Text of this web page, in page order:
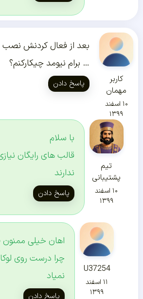
کاربر
مهمان
۱۰ اسفند
۱۳۹۹
بعد از فعال کردنش
… برام نیومد چیکارکنم؟
پاسخ دادن
تیم
پشتیبانی
۱۰ اسفند
۱۳۹۹
با سلام
قالب های رایگان
ندارند
پاسخ دادن
U37254
۱۱ اسفند
۱۳۹۹
اهان خیلی ممنون
چرا درست روی
نمیاد
پاسخ دادن